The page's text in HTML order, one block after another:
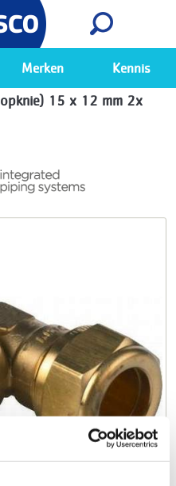
Bekijk
Merken Kennis
15 x 12 mm 2x